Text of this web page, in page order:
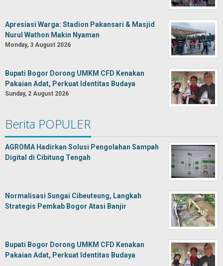
Apresiasi Warga: Stadion Pakansari & Masjid
Nurul Wathon Makin Nyaman
Monday, 3 August 2026
Bupati Bogor Dorong UMKM CFD Kenakan
Pakaian Adat, Perkuat Identitas Budaya
Sunday, 2 August 2026
Berita POPULER
AGROMA Hadirkan Solusi Pengolahan Sampah
Digital di Cibitung Tengah
Normalisasi Sungai Cibeuteung, Langkah
Strategis Pemkab Bogor Atasi Banjir
Bupati Bogor Dorong UMKM CFD Kenakan
Pakaian Adat, Perkuat Identitas Budaya